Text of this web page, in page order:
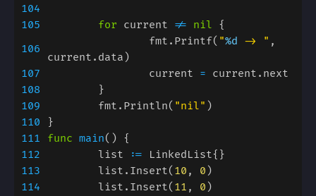
104
105
for current != nil
106
		fmt.Printf(
"%d -> " ,
107
		current
=
108
109
	fmt.Println(
"nil"
110
111
func main
112
	list
:=
113
	list.Insert(
10 , 0
114
	list.Insert(
11 , 0